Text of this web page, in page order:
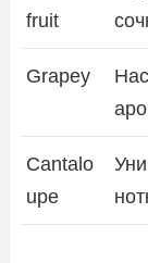
fruit
Grapey
Cantalo
upe